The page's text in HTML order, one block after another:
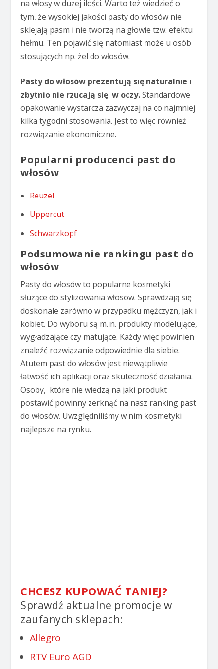
na włosy w dużej ilości. Warto też wiedzieć o
tym, że wysokiej jakości pasty do włosów nie
sklejają pasm i nie tworzą na głowie tzw. efektu
hełmu. Ten pojawić się natomiast może u osób
stosujących np. żel do włosów.
Pasty do włosów prezentują się naturalnie i
zbytnio nie rzucają się w oczy.Standardowe
opakowanie wystarcza zazwyczaj na co najmniej
kilka tygodni stosowania. Jest to więc również
rozwiązanie ekonomiczne.
Popularni producenci past do
włosów
Reuzel
Uppercut
Schwarzkopf
Podsumowanie rankingu past do
włosów
Pasty do włosów to popularne kosmetyki
służące do stylizowania włosów. Sprawdzają się
doskonale zarówno w przypadku mężczyzn, jak i
kobiet. Do wyboru są m.in. produkty modelujące,
wygładzające czy matujące. Każdy więc powinien
znaleźć rozwiązanie odpowiednie dla siebie.
Atutem past do włosów jest niewątpliwie
łatwość ich aplikacji oraz skuteczność działania.
Osoby, które nie wiedzą na jaki produkt
postawić powinny zerknąć na nasz ranking past
do włosów. Uwzględniliśmy w nim kosmetyki
najlepsze na rynku.
CHCESZ KUPOWAĆ TANIEJ?
Sprawdź aktualne promocje w
zaufanych sklepach:
Allegro
RTV Euro AGD